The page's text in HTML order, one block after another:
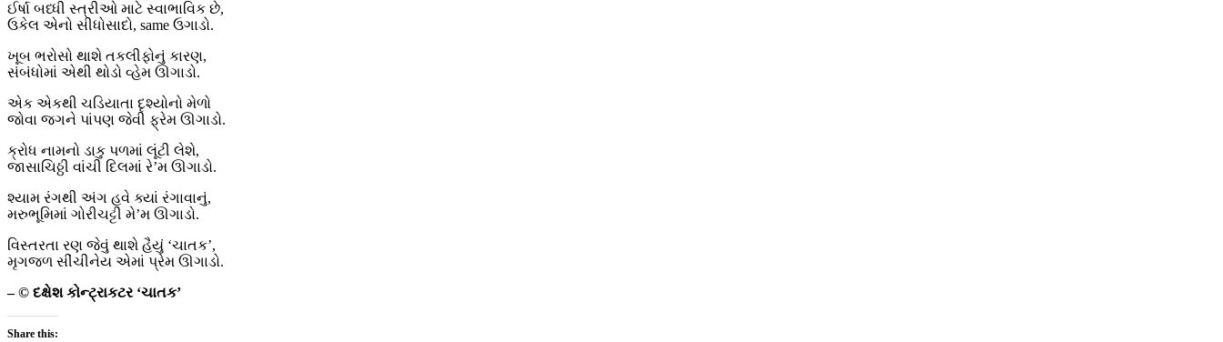
ઈર્ષા બધ્ધી સ્ત્રીઓ માટે સ્વાભાવિક છે,
ઉકેલ એનો સીધોસાદો, same ઉગાડો.
ખૂબ ભરોસો થાશે તકલીફોનું કારણ,
સંબંધોમાં એથી થોડો વ્હેમ ઊગાડો.
એક એકથી ચડિયાતા દૃશ્યોનો મેળો
જોવા જગને પાંપણ જેવી ફ્રેમ ઊગાડો.
ક્રોધ નામનો ડાકુ પળમાં લૂંટી લેશે,
જાસાચિઠ્ઠી વાંચી દિલમાં રે’મ ઊગાડો.
શ્યામ રંગથી અંગ હવે ક્યાં રંગાવાનું,
મરુભૂમિમાં ગોરીચટ્ટી મે’મ ઊગાડો.
વિસ્તરતા રણ જેવું થાશે હૈયું ‘ચાતક’,
મૃગજળ સીંચીનેય એમાં પ્રેમ ઊગાડો.
– © દક્ષેશ કોન્ટ્રાકટર ‘ચાતક’
Share this: